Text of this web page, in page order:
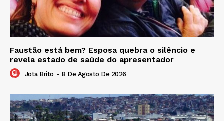
Faustão está bem? Esposa quebra o silêncio e
revela estado de saúde do apresentador
Jota Brito - 8 De Agosto De 2026